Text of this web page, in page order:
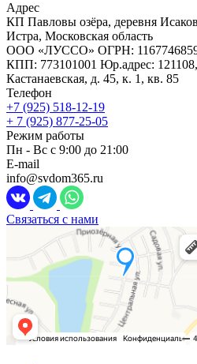
Адрес
КП Павловы озёра, деревня
Истра, Московская область
ООО «ЛУССО» ОГРН:
КПП: 773101001 Юр.адрес:
Кастанаевская, д. 45, к. 1, кв. 85
Телефон
+7 (925) 518-12-19
+ 7 (925) 877-25-05
Режим работы
Пн - Вс с 9:00 до 21:00
E-mail
info@svdom365.ru
Связаться с нами